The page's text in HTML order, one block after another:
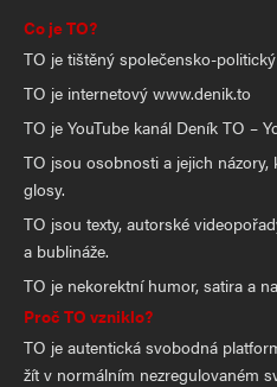
Co je TO?
TO je tištěný společensko-
TO je internetový www.denik.to
TO je YouTube kanál Deník TO –
TO jsou osobnosti a jejich názory,
glosy.
TO jsou texty, autorské
a bublináže.
TO je nekorektní humor, satira a
Proč TO vzniklo?
TO je autentická svobodná
žít v normálním nezregulovaném